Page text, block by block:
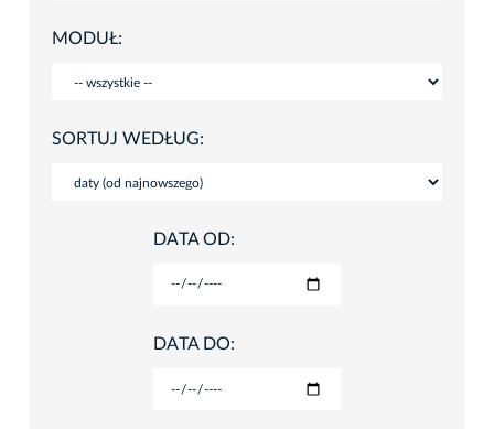
MODUŁ:
SORTUJ WEDŁUG:
DATA OD:
DATA DO: